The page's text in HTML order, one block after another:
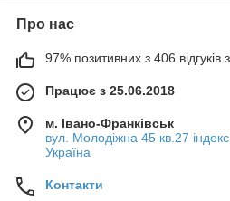
Про нас
97% позитивних з 406 відгуків
Працює з 25.06.2018
м. Івано-Франківськ
вул. Молодіжна 45 кв.27
Україна
Контакти